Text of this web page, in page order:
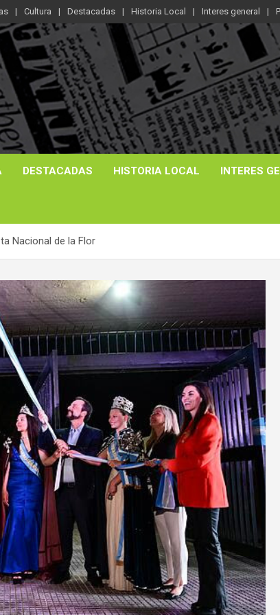
Cultura Destacadas Historia Local Interes general
DESTACADAS HISTORIA LOCAL INTERES
Nacional de la Flor